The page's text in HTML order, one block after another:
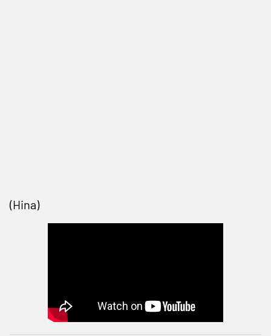
(Hina)